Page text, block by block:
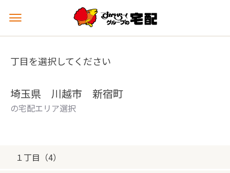
メ
ュ
を
丁目を選択してください
埼玉県 川越市 新宿町
の宅配エリア選択
１丁目（4）